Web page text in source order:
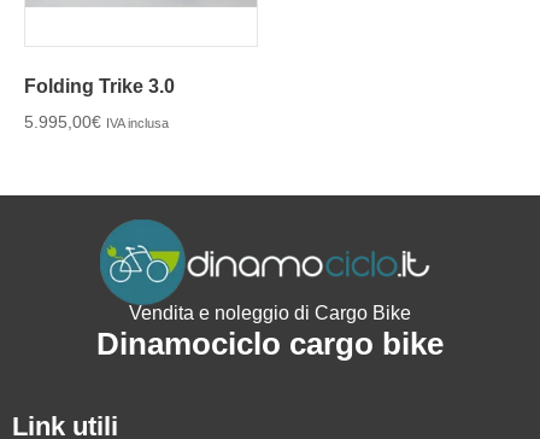
Folding Trike 3.0
5.995,00€ IVA inclusa
Vendita e noleggio di Cargo Bike
Dinamociclo cargo bike
Link utili